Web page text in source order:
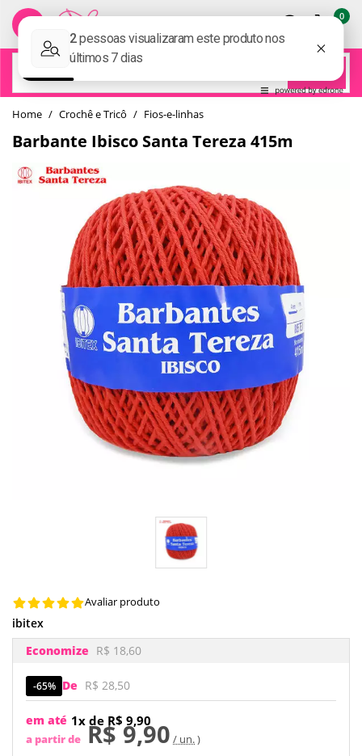
0
home Crochê e Tricô fios-e-linhas
Barbante Ibisco Santa Tereza 415m
Avaliar produto
ibitex
De R$ 28,50
a partir de R$ 9,90 / un.
Economize R$ 18,60
65%
em até 1x de R$ 9,90